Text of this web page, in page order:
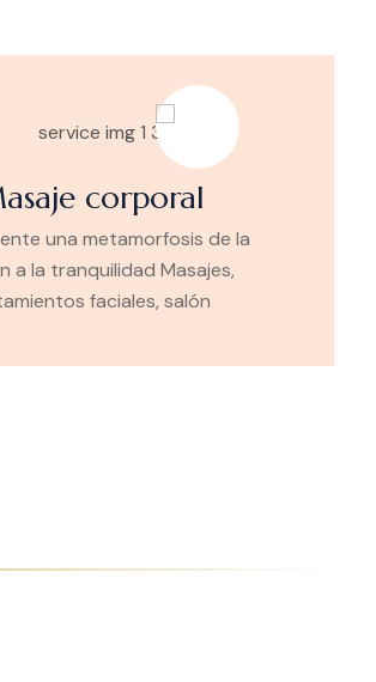
corporal
una metamorfosis de la
a la tranquilidad Masajes,
faciales, salón